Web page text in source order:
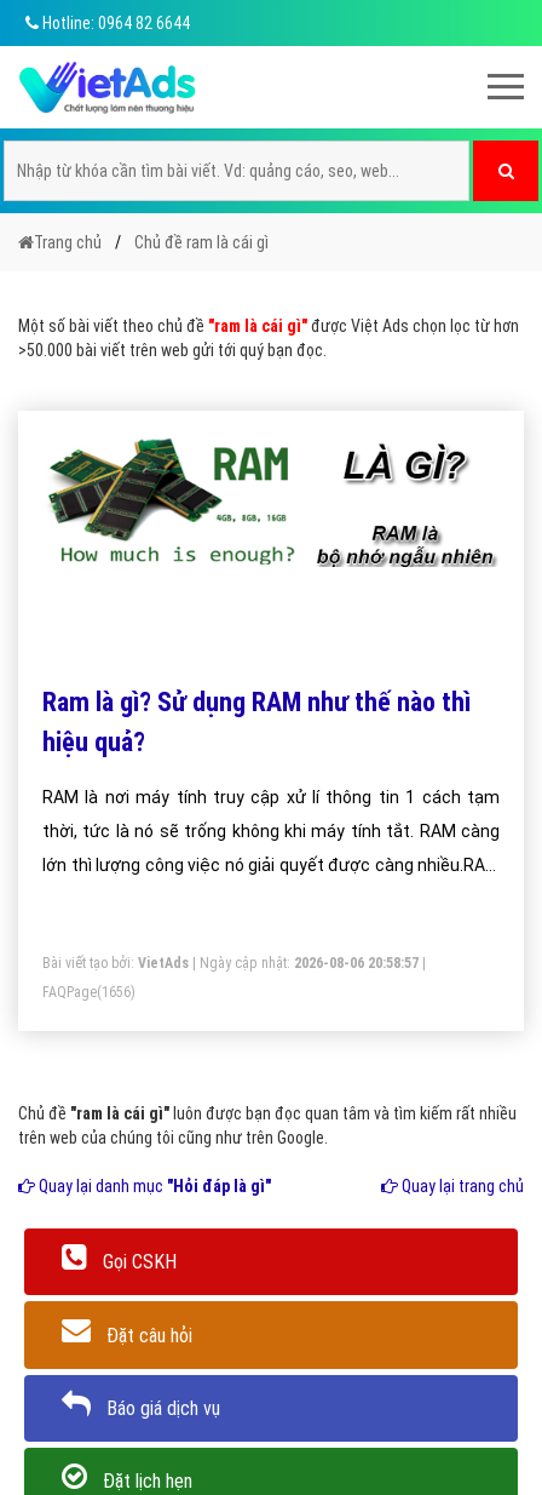
Hotline: 0964 82 6644
Trang chủ Chủ đề ram là cái gì
Một số bài viết theo chủ đề "ram là cái gì"được Việt Ads chọn lọc từ hơn
>50.000 bài viết trên web gửi tới quý bạn đọc.
Ram là gì? Sử dụng RAM như thế nào thì
hiệu quả?
RAM là nơi máy tính truy cập xử lí thông tin 1 cách tạm
thời, tức là nó sẽ trống không khi máy tính tắt. RAM càng
lớn thì lượng công việc nó giải quyết được càng nhiều.RAM
“xấu hổ” khi đọ sức với RAM. Trong khi ổ cứng thể rắn (solid
state drives) có thể đạt được tốc độ truyền tải hơn 1000
MB/s, module RAM hiện đại vượt qua tốc độ 15000 MB/s.
Bài viết tạo bởi: VietAds | Ngày cập nhật: 2026-08-06 20:58:57
FAQPage(1656)
Chủ đề "ram là cái gì" luôn được bạn đọc quan tâm và tìm kiếm rất nhiều
trên web của chúng tôi cũng như trên Google.
Quay lại danh mục "Hỏi đáp là gì" Quay lại trang chủ
Gọi CSKH
Đặt câu hỏi
Báo giá dịch vụ
Đặt lịch hẹn